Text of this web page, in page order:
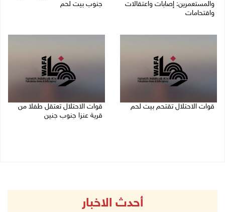
والمستعمرين: إصابات واعتقالات
واقتحامات
جنوب بيت لحم
قوات الاحتلال تقتحم بيت لحم
قوات الاحتلال تعتقل طفلا من
قرية عنزا جنوب جنين
أحدث الاخبار